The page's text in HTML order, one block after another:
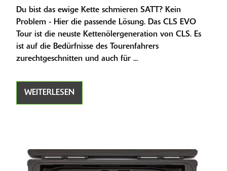
Du bist das ewige Kette schmieren SATT? Kein
Problem - Hier die passende Lösung. Das CLS EVO
Tour ist die neuste Kettenölergeneration von CLS. Es
ist auf die Bedürfnisse des Tourenfahrers
zurechtgeschnitten und auch für ...
WEITERLESEN